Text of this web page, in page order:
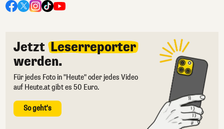
Jetzt Leserreporter
werden.
Für jedes Foto in "Heute" oder jedes Video
auf Heute.at gibt es 50 Euro.
So geht's